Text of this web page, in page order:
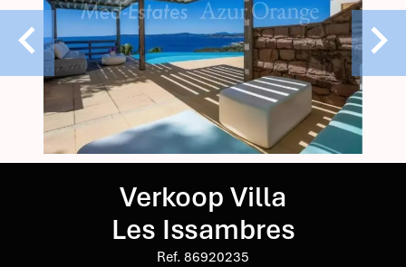
Verkoop Villa
Les Issambres
Ref. 86920235